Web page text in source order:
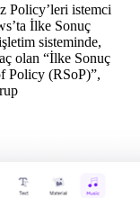
Policy’leri istemci
İlke Sonuç
sisteminde,
olan “İlke Sonuç
Policy (RSoP)”,